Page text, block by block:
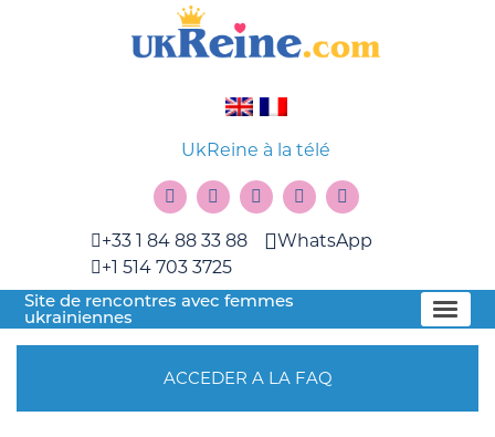
UkReine à la télé
+33 1 84 88 33 88
+1 514 703 3725
WhatsApp
Site de rencontres avec femmes
ukrainiennes
ACCEDER A LA FAQ